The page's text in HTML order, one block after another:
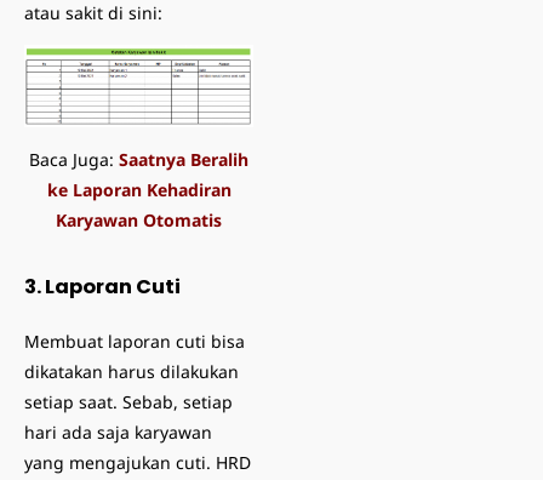
atau sakit di sini:
Baca Juga: Saatnya Beralih
ke Laporan Kehadiran
Karyawan Otomatis
3. Laporan Cuti
Membuat laporan cuti bisa
dikatakan harus dilakukan
setiap saat. Sebab, setiap
hari ada saja karyawan
yang mengajukan cuti. HRD